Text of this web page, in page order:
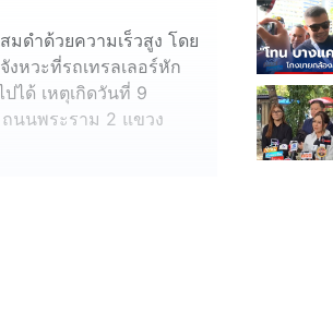
ดำด้วยความเร็วสูง โดย
หวะที่รถเทรลเลอร์หัก
ได้ เหตุเกิดวันที่ 9
นนพระราม 2 แขวง
เหตุการณ์นี้เกิดจากการ